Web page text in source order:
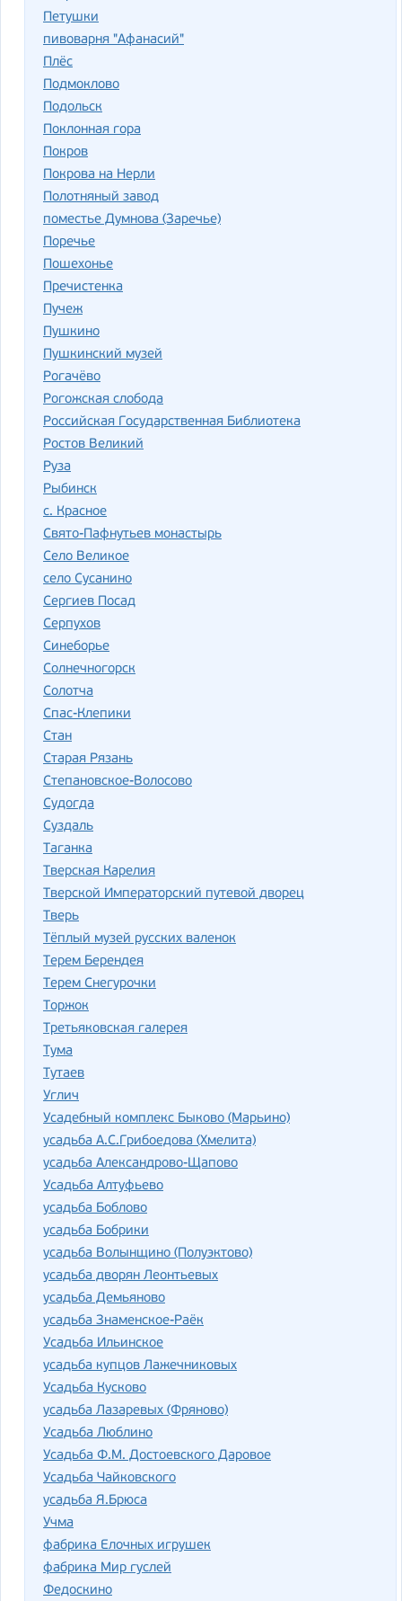
Петушки
пивоварня "Афанасий"
Плёс
Подмоклово
Подольск
Поклонная гора
Покров
Покрова на Нерли
Полотняный завод
поместье Думнова (Заречье)
Поречье
Пошехонье
Пречистенка
Пучеж
Пушкино
Пушкинский музей
Рогачёво
Рогожская слобода
Российская Государственная Библиотека
Ростов Великий
Руза
Рыбинск
с. Красное
Свято-Пафнутьев монастырь
Село Великое
село Сусанино
Сергиев Посад
Серпухов
Синеборье
Солнечногорск
Солотча
Спас-Клепики
Стан
Старая Рязань
Степановское-Волосово
Судогда
Суздаль
Таганка
Тверская Карелия
Тверской Императорский путевой дворец
Тверь
Тёплый музей русских валенок
Терем Берендея
Терем Снегурочки
Торжок
Третьяковская галерея
Тума
Тутаев
Углич
Усадебный комплекс Быково (Марьино)
усадьба А.С.Грибоедова (Хмелита)
усадьба Александрово-Щапово
Усадьба Алтуфьево
усадьба Боблово
усадьба Бобрики
усадьба Волынщино (Полуэктово)
усадьба дворян Леонтьевых
усадьба Демьяново
усадьба Знаменское-Раёк
Усадьба Ильинское
усадьба купцов Лажечниковых
Усадьба Кусково
усадьба Лазаревых (Фряново)
Усадьба Люблино
Усадьба Ф.М. Достоевского Даровое
Усадьба Чайковского
усадьба Я.Брюса
Учма
фабрика Елочных игрушек
фабрика Мир гуслей
Федоскино